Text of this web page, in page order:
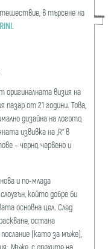
в търсене на
.
оригиналната визия на
пазар от 21 години. Това,
дизайна на логото,
извивка на „R“ в
– черно, червено и
и по-млада
който добре би
основна цел. След
остана
послание (като за мъже),